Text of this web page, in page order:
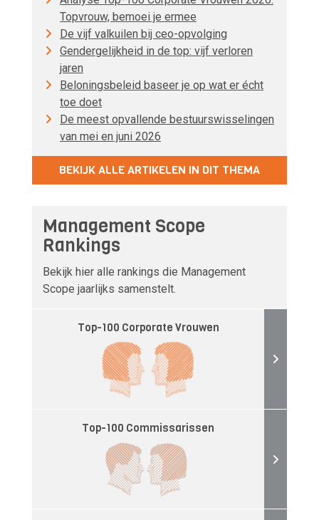
Topvrouw, bemoei je ermee
De vijf valkuilen bij ceo-opvolging
Gendergelijkheid in de top: vijf verloren
jaren
Beloningsbeleid baseer je op wat er écht
toe doet
De meest opvallende bestuurswisselingen
van mei en juni 2026
BEKIJK ALLE ARTIKELEN IN DIT THEMA
Management Scope
Rankings
Bekijk hier alle rankings die Management
Scope jaarlijks samenstelt.
Top-100 Corporate Vrouwen
Top-100 Commissarissen